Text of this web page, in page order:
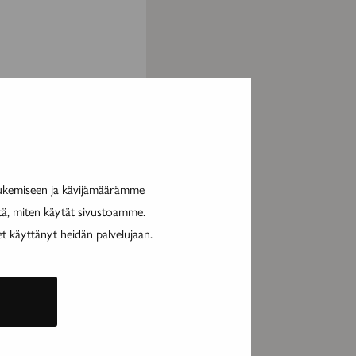
ja kävijämäärämme
miten käytät sivustoamme.
heidän palvelujaan.